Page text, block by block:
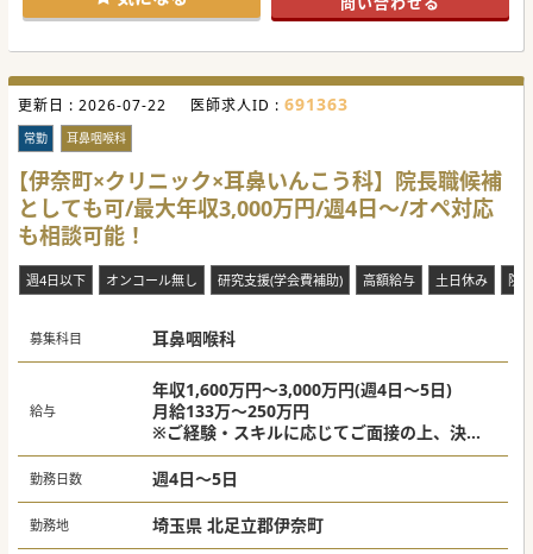
#秋入職可
更新日 : 2026-07-22 医師求人ID : 691363
常勤 耳鼻咽喉科
【伊奈町×クリニック×耳鼻いんこう科】院長職候補
としても可/最大年収3,000万円/週4日～/オペ対応
も相談可能！
週4日以下 オンコール無し 研究支援(学会費補助) 高額給与 土日休み 院
募集科目 耳鼻咽喉科
給与
年収1,600万円～3,000万円(週4日～5日)
月給133万～250万円
※ご経験・スキルに応じてご面接の上、決定
いたします。
勤務日数 週4日～5日
勤務地 埼玉県 北足立郡伊奈町